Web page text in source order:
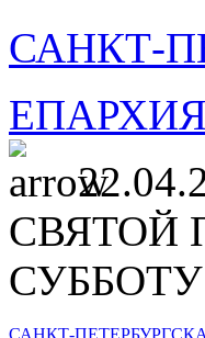
САНКТ-
ЕПАРХИЯ
СВЯТОЙ
СУББОТУ